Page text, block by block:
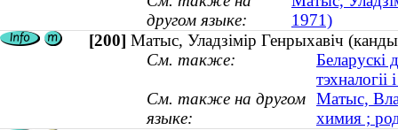
другом языке:
1971)
[200] Матыс, Уладзімір Генрыхавіч
См. также:
Беларускі
тэхналогіі
См. также на другом
языке:
Матыс,
химия ;